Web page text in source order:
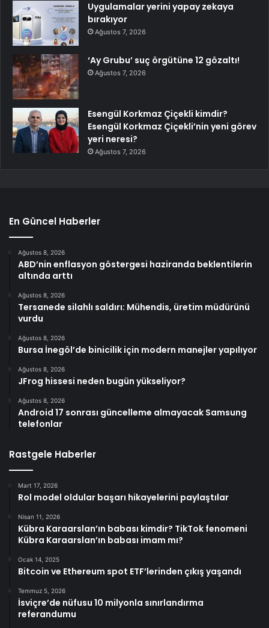
Uygulamalar yerini yapay zekaya
bırakıyor
Ağustos 7, 2026
‘Ay Grubu’ suç örgütüne 12 gözaltı!
Ağustos 7, 2026
Esengül Korkmaz Çiçekli kimdir?
Esengül Korkmaz Çiçekli’nin yeni görev
yeri neresi?
Ağustos 7, 2026
En Güncel Haberler
Ağustos 8, 2026
ABD’nin enflasyon göstergesi haziranda beklentilerin
altında arttı
Ağustos 8, 2026
Tersanede silahlı saldırı: Mühendis, üretim müdürünü
vurdu
Ağustos 8, 2026
Bursa İnegöl’de binicilik için modern manejler yapılıyor
Ağustos 8, 2026
JFrog hissesi neden bugün yükseliyor?
Ağustos 8, 2026
Android 17 sonrası güncelleme almayacak Samsung
telefonlar
Rastgele Haberler
Mart 17, 2026
Rol model oldular başarı hikayelerini paylaştılar
Nisan 11, 2026
Kübra Karaarslan’ın babası kimdir? TikTok fenomeni
Kübra Karaarslan’ın babası imam mı?
Ocak 14, 2025
Bitcoin ve Ethereum spot ETF’lerinden çıkış yaşandı
Temmuz 5, 2026
İsviçre’de nüfusu 10 milyonla sınırlandırma
referandumu